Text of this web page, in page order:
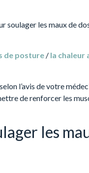
les maux de
de posture / la chaleur
l’avis de votre
de renforcer les
les